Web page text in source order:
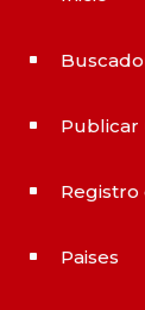
^
^ Publicar
^
^ Paises